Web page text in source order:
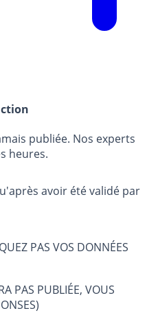
publiée. Nos experts
heures.
avoir été validé par
PAS VOS DONNÉES
PAS PUBLIÉE, VOUS